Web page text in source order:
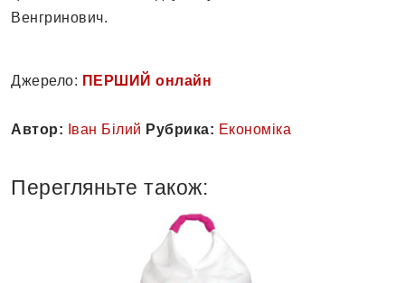
Венгринович.
Джерело: ПЕРШИЙ онлайн
Автор: Іван Білий Рубрика: Економіка
Перегляньте також: